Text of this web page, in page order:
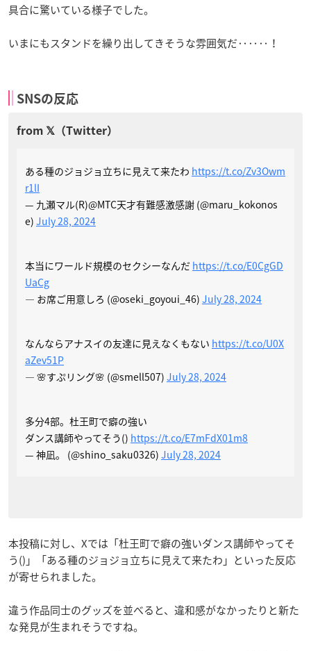
具合に驚いている様子でした。
いまにもスタンドを繰り出してきそうな雰囲気だ‥‥‥！
SNSの反応
ある種のジョジョ立ちに見えて来たわ https://t.co/Zv3Owm
r1lI
— 九瀬マル(R)@MTC天才有難感激感謝 (@maru_kokonos
e) July 28, 2024
本当にワールド規模のセクシーなんだ https://t.co/E0CgGD
UaCg
— お席ご用意しろ (@oseki_goyoui_46) July 28, 2024
なんならアナスイの友達に見えなくもない https://t.co/U0X
aZev51P
— 🌸すぷリング🌸 (@smell507) July 28, 2024
多分4部。杜王町で癖の強い
ダンス講師やってそう() https://t.co/E7mFdX01m8
— 神凪。 (@shino_saku0326) July 28, 2024
本投稿に対し、Xでは「杜王町で癖の強いダンス講師やってそ
う()」「ある種のジョジョ立ちに見えて来たわ」といった反応
が寄せられました。
違う作品同士のグッズを並べると、違和感がなかったりと新た
な発見が生まれそうですね。